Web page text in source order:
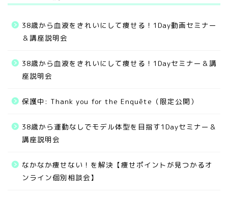
38歳から血液をきれいにして痩せる！1Day動画セミナー
＆講座説明会
38歳から血液をきれいにして痩せる！1Dayセミナー＆講
座説明会
保護中: Thank you for the Enquête（限定公開）
38歳から運動なしでモデル体型を目指す1Dayセミナー＆
講座説明会
なかなか痩せない！を解決【痩せポイントが見つかるオ
ンライン個別相談会】
お客様の実績